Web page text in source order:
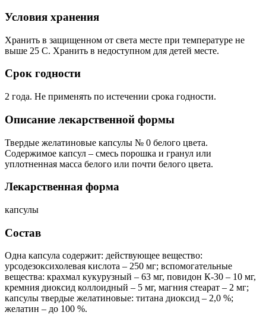
Условия хранения
Хранить в защищенном от света месте при температуре не
выше 25 С. Хранить в недоступном для детей месте.
Срок годности
2 года. Не применять по истечении срока годности.
Описание лекарственной формы
Твердые желатиновые капсулы № 0 белого цвета.
Содержимое капсул – смесь порошка и гранул или
уплотненная масса белого или почти белого цвета.
Лекарственная форма
капсулы
Состав
Одна капсула содержит: действующее вещество:
урсодезоксихолевая кислота – 250 мг; вспомогательные
вещества: крахмал кукурузный – 63 мг, повидон К-30 – 10 мг,
кремния диоксид коллоидный – 5 мг, магния стеарат – 2 мг;
капсулы твердые желатиновые: титана диоксид – 2,0 %;
желатин – до 100 %.